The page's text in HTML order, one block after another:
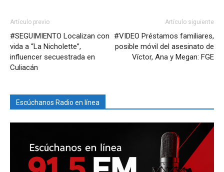
Artículo previo
#SEGUIMIENTO Localizan con
vida a “La Nicholette”,
influencer secuestrada en
Culiacán
Artículo siguiente
#VIDEO Préstamos familiares,
posible móvil del asesinato de
Víctor, Ana y Megan: FGE
Escúchanos Radio en línea